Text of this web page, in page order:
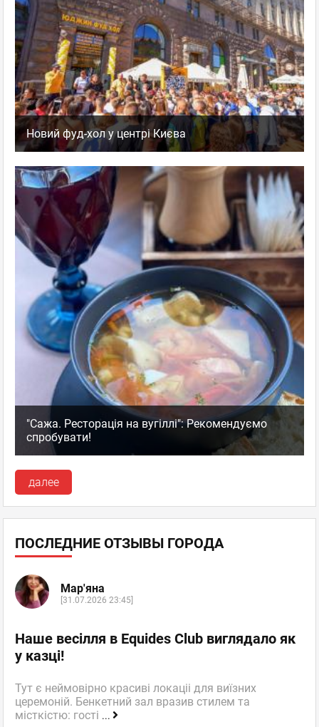
Новий фуд-хол у центрі Києва
"Сажа. Ресторація на вугіллі": Рекомендуємо
спробувати!
далее
ПОСЛЕДНИЕ ОТЗЫВЫ ГОРОДА
Мар'яна
[31.07.2026 23:45]
Наше весілля в Equides Club виглядало як
у казці!
Тут є неймовірно красиві локаціі для виїзних
церемоній. Бенкетний зал вразив стилем та
місткістю: гості ...